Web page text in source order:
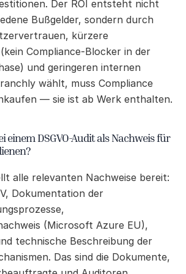
Der ROI entsteht nicht
Bußgelder, sondern durch
kürzere
Compliance-Blocker in der
und geringeren internen
wählt, muss Compliance
— sie ist ab Werk enthalten.
einem DSGVO-Audit als Nachweis für
alle relevanten Nachweise bereit:
Dokumentation der
(Microsoft Azure EU),
technische Beschreibung der
Das sind die Dokumente,